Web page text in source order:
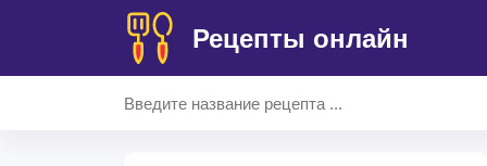
Рецепты онлайн